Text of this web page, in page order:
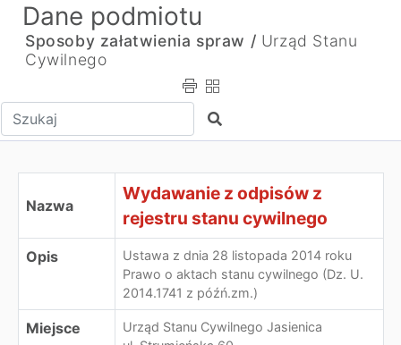
Dane podmiotu
Sposoby załatwienia spraw / Urząd Stanu
Cywilnego
Wpisz tekst do wyszukania Szukaj
Nazwa
Wydawanie z odpisów z
rejestru stanu cywilnego
Opis
Ustawa z dnia 28 listopada 2014 roku
Prawo o aktach stanu cywilnego (Dz. U.
2014.1741 z późń.zm.)
Miejsce
Urząd Stanu Cywilnego Jasienica